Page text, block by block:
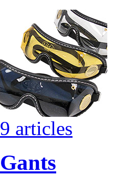
9 articles
Gants